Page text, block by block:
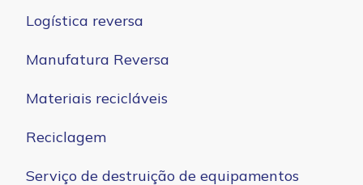
Logística reversa
Manufatura Reversa
Materiais recicláveis
Reciclagem
Serviço de destruição de equipamentos